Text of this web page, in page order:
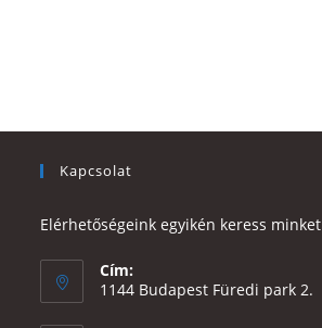
Kapcsolat
Elérhetőségeink egyikén keress minket
Cím:
1144 Budapest Füredi park 2.